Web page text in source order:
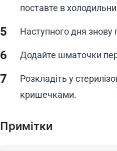
поставте в
Наступного дня знову
Додайте шматочки
Розкладіть у
кришечками.
Примітки